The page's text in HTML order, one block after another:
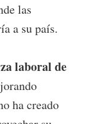
las
a su país.
laboral de
ha creado